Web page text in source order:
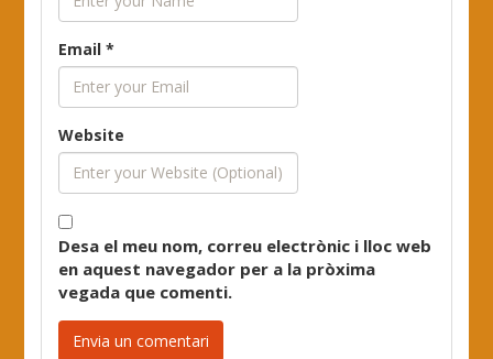
Email*
Website
Desa el meu nom, correu electrònic i lloc web
en aquest navegador per a la pròxima
vegada que comenti.